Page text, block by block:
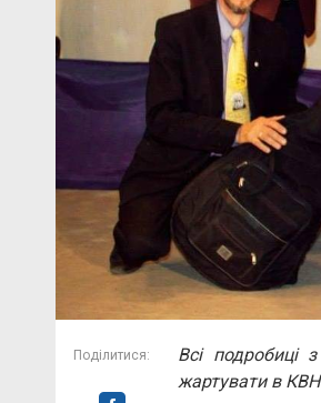
Поділитися:
Всі подробиці
жартувати в КВН